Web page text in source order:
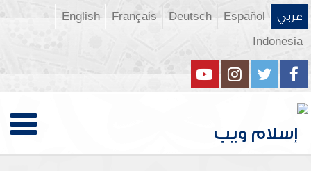
عربي Español
Deutsch
Français
English
Indonesia